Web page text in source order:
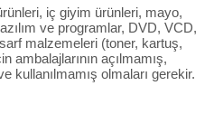
iç giyim ürünleri, mayo,
ve programlar, DVD, VCD,
malzemeleri (toner, kartuş,
ambalajlarının açılmamış,
kullanılmamış olmaları gerekir.